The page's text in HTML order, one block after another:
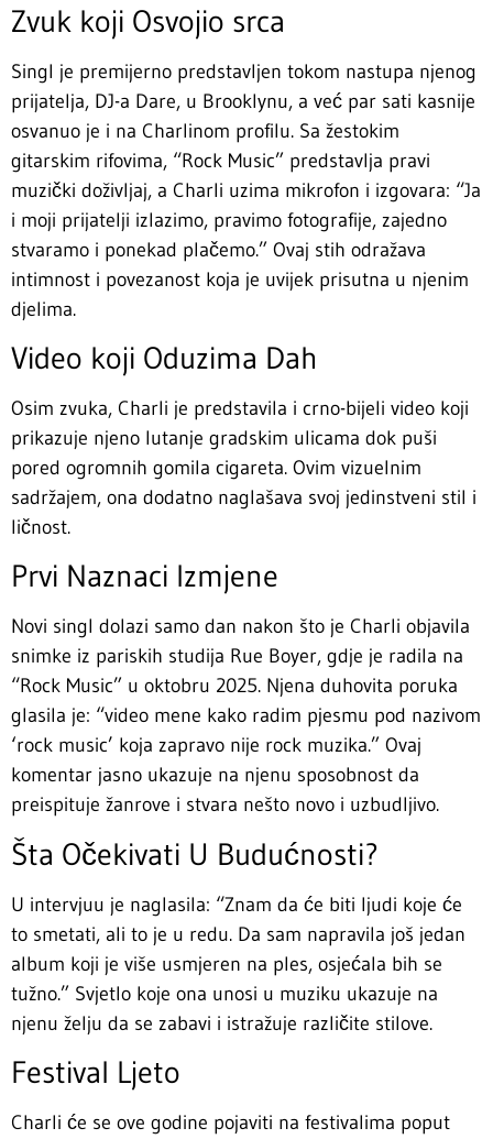
Zvuk koji Osvojio srca
Singl je premijerno predstavljen tokom nastupa njenog
prijatelja, DJ-a Dare, u Brooklynu, a već par sati kasnije
osvanuo je i na Charlinom profilu. Sa žestokim
gitarskim rifovima, “Rock Music” predstavlja pravi
muzički doživljaj, a Charli uzima mikrofon i izgovara: “Ja
i moji prijatelji izlazimo, pravimo fotografije, zajedno
stvaramo i ponekad plačemo.” Ovaj stih odražava
intimnost i povezanost koja je uvijek prisutna u njenim
djelima.
Video koji Oduzima Dah
Osim zvuka, Charli je predstavila i crno-bijeli video koji
prikazuje njeno lutanje gradskim ulicama dok puši
pored ogromnih gomila cigareta. Ovim vizuelnim
sadržajem, ona dodatno naglašava svoj jedinstveni stil i
ličnost.
Prvi Naznaci Izmjene
Novi singl dolazi samo dan nakon što je Charli objavila
snimke iz pariskih studija Rue Boyer, gdje je radila na
“Rock Music” u oktobru 2025. Njena duhovita poruka
glasila je: “video mene kako radim pjesmu pod nazivom
‘rock music’ koja zapravo nije rock muzika.” Ovaj
komentar jasno ukazuje na njenu sposobnost da
preispituje žanrove i stvara nešto novo i uzbudljivo.
Šta Očekivati U Budućnosti?
U intervjuu je naglasila: “Znam da će biti ljudi koje će
to smetati, ali to je u redu. Da sam napravila još jedan
album koji je više usmjeren na ples, osjećala bih se
tužno.” Svjetlo koje ona unosi u muziku ukazuje na
njenu želju da se zabavi i istražuje različite stilove.
Festival Ljeto
Charli će se ove godine pojaviti na festivalima poput